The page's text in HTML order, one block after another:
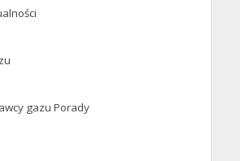
gazu Porady